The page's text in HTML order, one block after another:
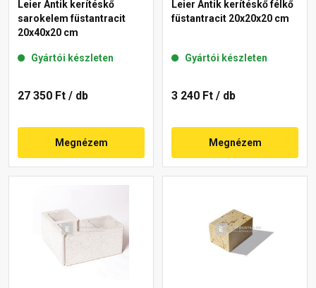
Leier Antik kerítéskő
sarokelem füstantracit
20x40x20 cm
Gyártói készleten
27 350 Ft / db
Megnézem
Leier Antik kerítéskő félkő
füstantracit 20x20x20 cm
Gyártói készleten
3 240 Ft / db
Megnézem